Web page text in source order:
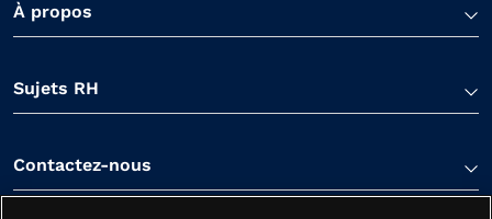
À propos
Sujets RH
Contactez-nous